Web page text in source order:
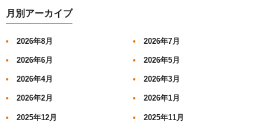
月別アーカイブ
2026年8月 2026年7月
2026年6月 2026年5月
2026年4月 2026年3月
2026年2月 2026年1月
2025年12月 2025年11月